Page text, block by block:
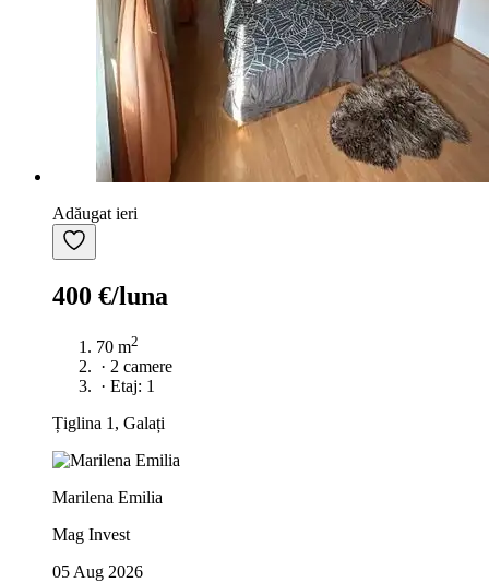
Adăugat ieri
400 €/luna
70 m2
· 2 camere
· Etaj: 1
Țiglina 1, Galați
Marilena Emilia
Mag Invest
05 Aug 2026